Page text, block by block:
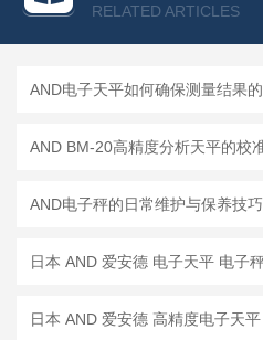
RELATED ARTICLES
AND电子秤的日常维护与保养技巧